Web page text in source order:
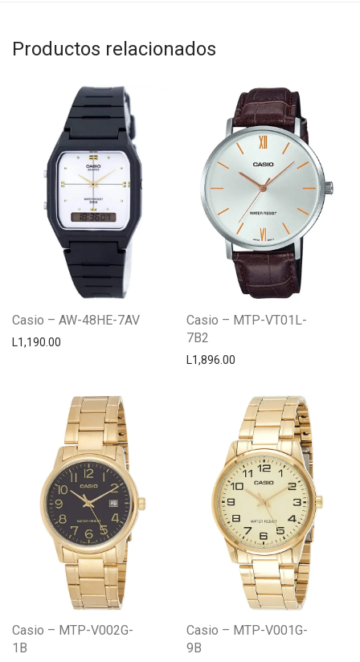
Productos relacionados
Casio – AW-48HE-7AV
L1,190.00
Casio – MTP-VT01L-
7B2
L1,896.00
Casio – MTP-V002G-
1B
Casio – MTP-V001G-
9B